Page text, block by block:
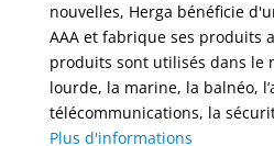
nouvelles, Herga bénéficie
AAA et fabrique ses produits
produits sont utilisés dans le
lourde, la marine, la balnéo,
télécommunications, la
Plus d'informations